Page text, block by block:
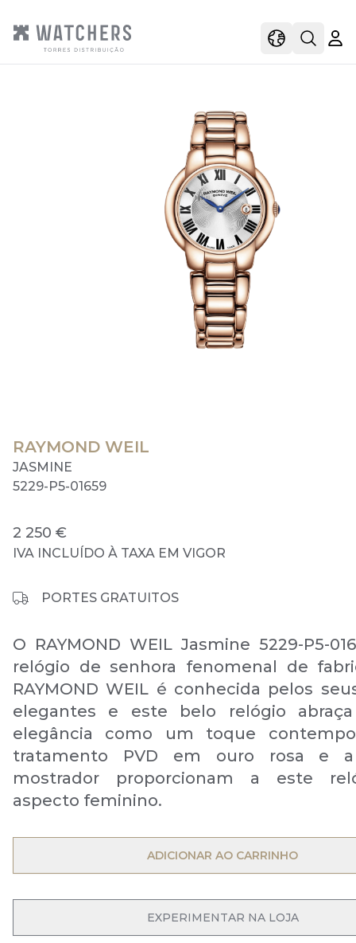
viewOpen
RAYMOND WEIL
JASMINE
5229-P5-01659
2 250 €
IVA INCLUÍDO À TAXA EM VIGOR
PORTES GRATUITOS
O RAYMOND WEIL Jasmine 5229-P5-
relógio de senhora fenomenal de
RAYMOND WEIL é conhecida pelos
elegantes e este belo relógio
elegância como um toque
tratamento PVD em ouro rosa e
mostrador proporcionam a este
aspecto feminino.
OPEN MENU
ADICIONAR AO CARRINHO
OPEN MENU
EXPERIMENTAR NA LOJA